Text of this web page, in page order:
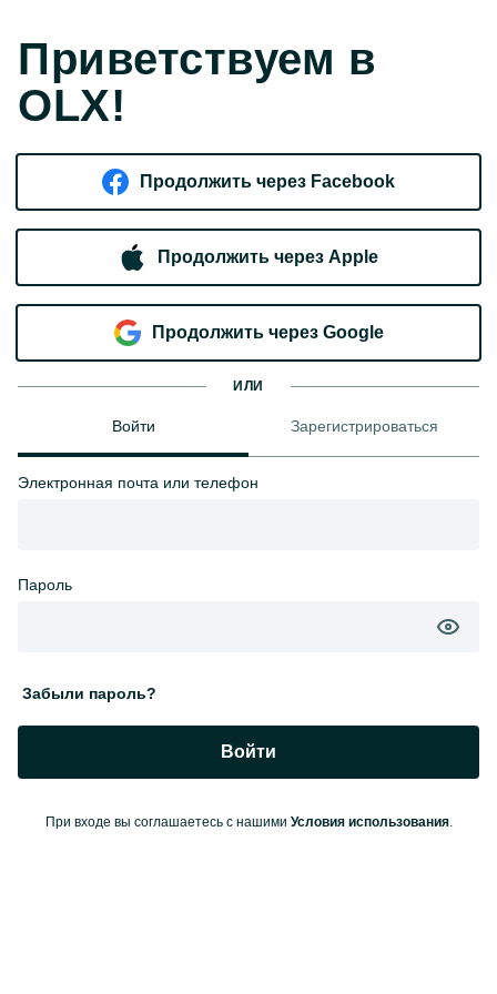
Приветствуем в
OLX!
Продолжить через Facebook
Продолжить через Apple
Продолжить через Google
ИЛИ
Войти Зарегистрироваться
Электронная почта или телефон
Пароль
Забыли пароль?
Войти
При входе вы соглашаетесь с нашими Условия использования.